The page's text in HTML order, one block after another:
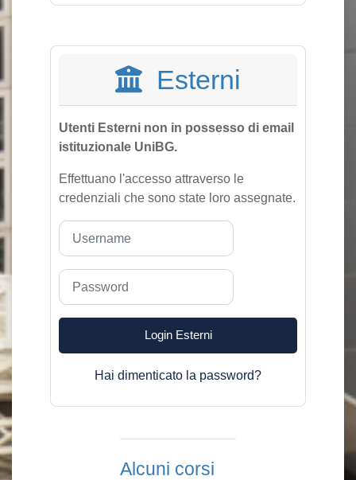
Esterni
Utenti Esterni non in possesso di email
istituzionale UniBG.
Effettuano l'accesso attraverso le
credenziali che sono state loro assegnate.
Username
Password
Login Esterni
Hai dimenticato la password?
Alcuni corsi